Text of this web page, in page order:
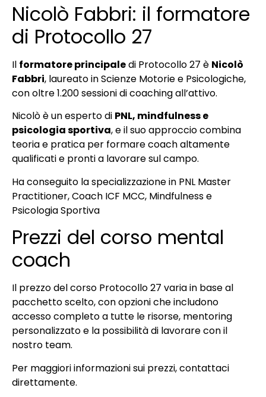
Nicolò Fabbri: il formatore
di Protocollo 27
Il formatore principaledi Protocollo 27 è Nicolò
Fabbri, laureato in Scienze Motorie e Psicologiche,
con oltre 1.200 sessioni di coaching all’attivo.
Nicolò è un esperto di PNL, mindfulness e
psicologia sportiva, e il suo approccio combina
teoria e pratica per formare coach altamente
qualificati e pronti a lavorare sul campo.
Ha conseguito la specializzazione in PNL Master
Practitioner, Coach ICF MCC, Mindfulness e
Psicologia Sportiva
Prezzi del corso mental
coach
Il prezzo del corso Protocollo 27 varia in base al
pacchetto scelto, con opzioni che includono
accesso completo a tutte le risorse, mentoring
personalizzato e la possibilità di lavorare con il
nostro team.
Per maggiori informazioni sui prezzi, contattaci
direttamente.